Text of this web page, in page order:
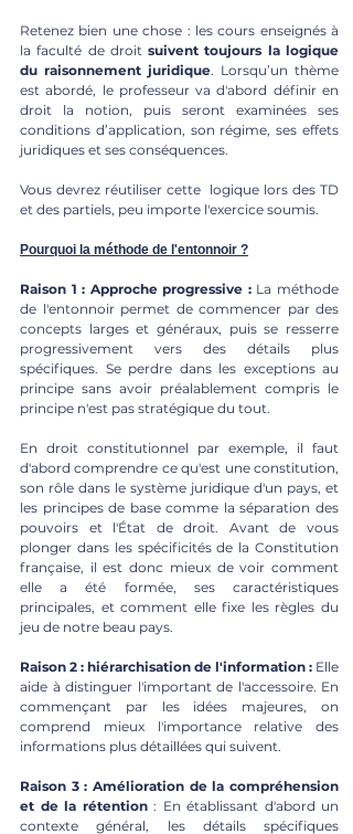
Retenez bien une chose : les cours enseignés à
la faculté de droit suivent toujours la logique
du raisonnement juridique. Lorsqu’un thème
est abordé, le professeur va d'abord définir en
droit la notion, puis seront examinées ses
conditions d’application, son régime, ses effets
juridiques et ses conséquences.
Vous devrez réutiliser cette  logique lors des TD
et des partiels, peu importe l'exercice soumis.
Pourquoi la méthode de l'entonnoir ?
Raison 1 : Approche progressive : La méthode
de l'entonnoir permet de commencer par des
concepts larges et généraux, puis se resserre
progressivement vers des détails plus
spécifiques. Se perdre dans les exceptions au
principe sans avoir préalablement compris le
principe n'est pas stratégique du tout.
En droit constitutionnel par exemple, il faut
d'abord comprendre ce qu'est une constitution,
son rôle dans le système juridique d'un pays, et
les principes de base comme la séparation des
pouvoirs et l'État de droit. Avant de vous
plonger dans les spécificités de la Constitution
française, il est donc mieux de voir comment
elle a été formée, ses caractéristiques
principales, et comment elle fixe les règles du
jeu de notre beau pays.
Raison 2 : hiérarchisation de l'information : Elle
aide à distinguer l'important de l'accessoire. En
commençant par les idées majeures, on
comprend mieux l'importance relative des
informations plus détaillées qui suivent.
Raison 3 : Amélioration de la compréhension
et de la rétention : En établissant d'abord un
contexte général, les détails spécifiques